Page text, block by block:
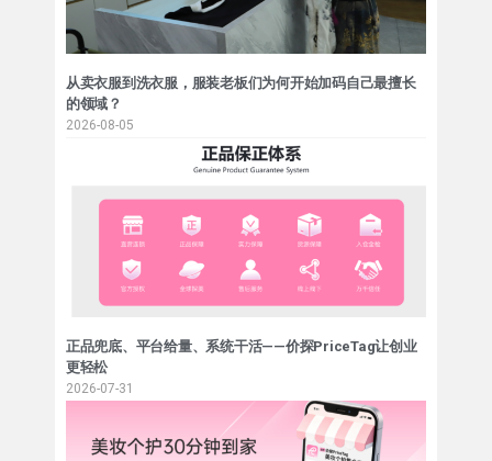
从卖衣服到洗衣服，服装老板们为何开始加码自己最擅长
的领域？
2026-08-05
正品兜底、平台给量、系统干活——价探PriceTag让创业
更轻松
2026-07-31